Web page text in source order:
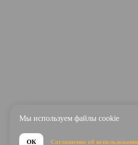
Мы используем файлы cookie
ОК Соглашение об
© 2023-2026
Политика